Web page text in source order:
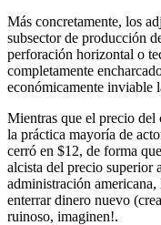
Más concretamente, los
subsector de producción
perforación horizontal o
completamente
económicamente inviable
Mientras que el precio
la práctica mayoría de
cerró en $12, de forma
alcista del precio superior
administración
enterrar dinero nuevo
ruinoso, imaginen!.